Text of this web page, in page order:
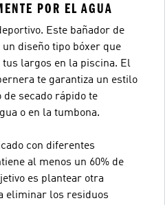
POR EL AGUA
Este bañador de
diseño tipo bóxer que
largos en la piscina. El
te garantiza un estilo
secado rápido te
o en la tumbona.
con diferentes
al menos un 60% de
es plantear otra
eliminar los residuos